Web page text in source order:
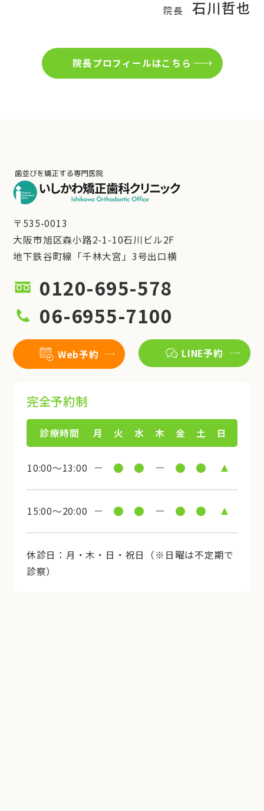
院長 石川哲也
院長プロフィールはこちら
〒535-0013
大阪市旭区森小路2-1-10石川ビル2F
地下鉄谷町線「千林大宮」3号出口横
0120-695-578
06-6955-7100
Web予約 LINE予約
完全予約制
診療時間 月 火 水 木 金 土 日
10:00～13:00
15:00～20:00
休診日：月・木・日・祝日（※日曜は不定期で
診察）